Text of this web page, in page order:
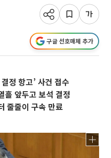
구글 선호매체 추가
정 항고’ 사건 접수
흘 앞두고 보석 결정
줄줄이 구속 만료